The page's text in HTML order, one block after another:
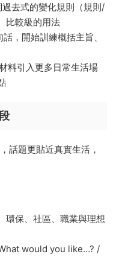
過去式的變化規則（規則/
比較級的用法
，開始訓練概括主旨、
料引入更多日常生活場
話題更貼近真實生活，
環保、社區、職業與理想
would you like…? /